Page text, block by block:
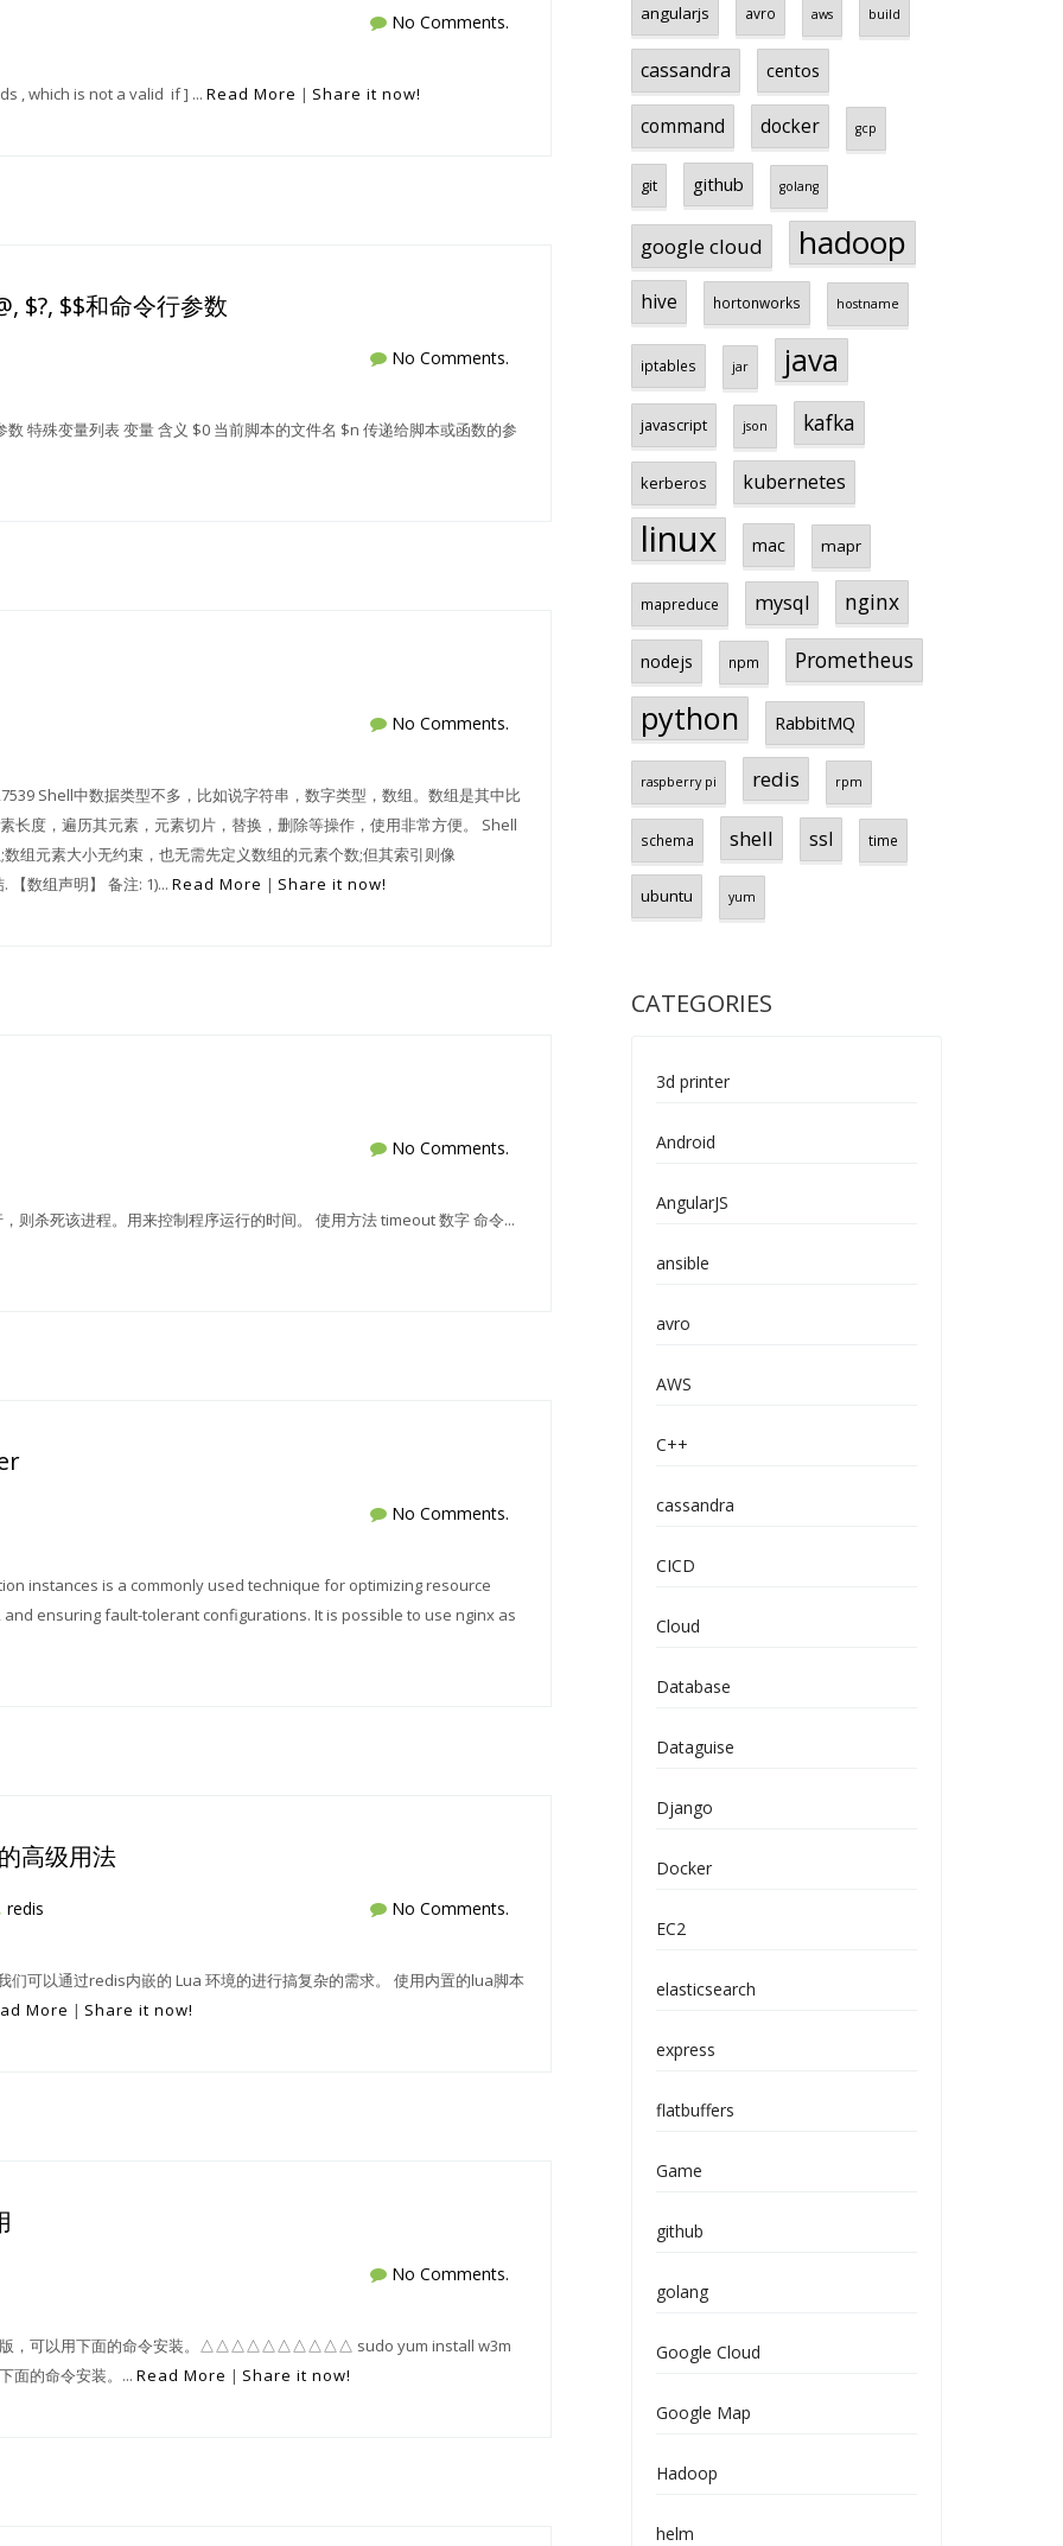
No Comments.
, which is not a valid if ] ... Read More | Share it now!
$?, $$和命令行参数
No Comments.
特殊变量列表 变量 含义 $0 当前脚本的文件名 $n 传递给脚本或函数的参
No Comments.
Shell中数据类型不多，比如说字符串，数字类型，数组。数组是其中比
长度，遍历其元素，元素切片，替换，删除等操作，使用非常方便。 Shell
组元素大小无约束，也无需先定义数组的元素个数;但其索引则像
【数组声明】 备注: 1)... Read More | Share it now!
No Comments.
则杀死该进程。用来控制程序运行的时间。 使用方法 timeout 数字 命令...
No Comments.
instances is a commonly used technique for optimizing resource
ensuring fault-tolerant configurations. It is possible to use nginx as
高级用法
redis No Comments.
们可以通过redis内嵌的 Lua 环境的进行搞复杂的需求。 使用内置的lua脚本
More | Share it now!
No Comments.
可以用下面的命令安装。△△△△△△△△△△ sudo yum install w3m
的命令安装。... Read More | Share it now!
angularjs avro aws build
cassandra centos
command docker gcp
git github golang
google cloud hadoop
hive hortonworks hostname
iptables jar java
javascript json kafka
kerberos kubernetes
linux mac mapr
mapreduce mysql nginx
nodejs npm Prometheus
python RabbitMQ
raspberry pi redis rpm
schema shell ssl time
ubuntu yum
CATEGORIES
3d printer
Android
AngularJS
ansible
avro
AWS
C++
cassandra
CICD
Cloud
Database
Dataguise
Django
Docker
EC2
elasticsearch
express
flatbuffers
Game
github
golang
Google Cloud
Google Map
Hadoop
helm